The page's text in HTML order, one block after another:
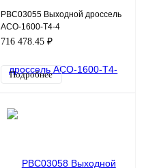
PBC03055 Выходной дроссель
ACO-1600-T4-4
716 478.45 ₽
Подробнее